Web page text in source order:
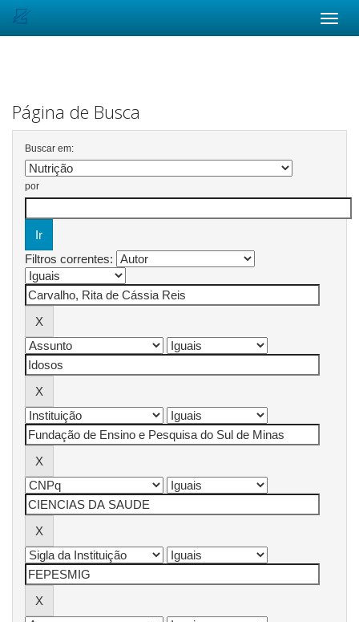
Página de Busca
Buscar em:
por
Filtros correntes: